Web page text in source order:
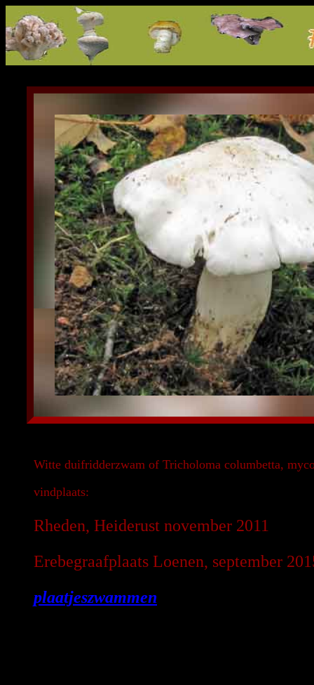
Witte duifridderzwam of Tricholoma columbetta,
vindplaats:
Rheden, Heiderust november 2011
Erebegraafplaats Loenen, september
plaatjeszwammen